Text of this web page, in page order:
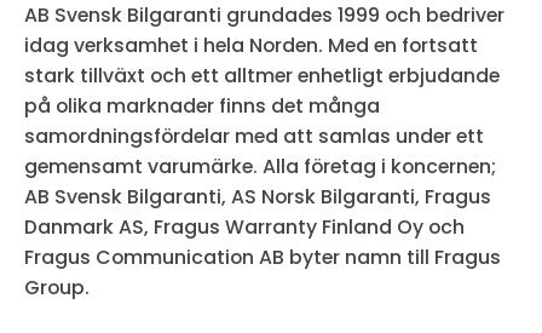
AB Svensk Bilgaranti grundades 1999 och bedriver
idag verksamhet i hela Norden. Med en fortsatt
stark tillväxt och ett alltmer enhetligt erbjudande
på olika marknader finns det många
samordningsfördelar med att samlas under ett
gemensamt varumärke. Alla företag i koncernen;
AB Svensk Bilgaranti, AS Norsk Bilgaranti, Fragus
Danmark AS, Fragus Warranty Finland Oy och
Fragus Communication AB byter namn till Fragus
Group.